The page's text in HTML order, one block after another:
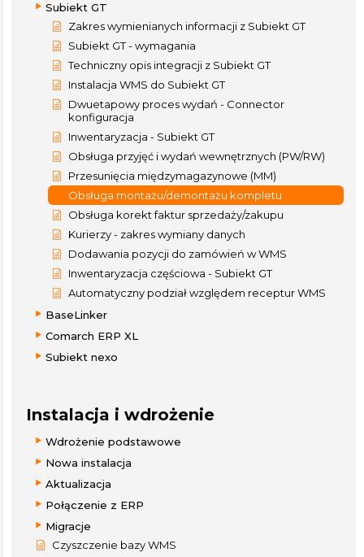
Subiekt GT
Zakres wymienianych informacji z Subiekt GT
Subiekt GT - wymagania
Techniczny opis integracji z Subiekt GT
Instalacja WMS do Subiekt GT
Dwuetapowy proces wydań - Connector
konfiguracja
Inwentaryzacja - Subiekt GT
Obsługa przyjęć i wydań wewnętrznych (PW/RW)
Przesunięcia międzymagazynowe (MM)
Obsługa montażu/demontażu kompletu
Obsługa korekt faktur sprzedaży/zakupu
Kurierzy - zakres wymiany danych
Dodawania pozycji do zamówień w WMS
Inwentaryzacja częściowa - Subiekt GT
Automatyczny podział względem receptur WMS
BaseLinker
Comarch ERP XL
Subiekt nexo
Instalacja i wdrożenie
Wdrożenie podstawowe
Nowa instalacja
Aktualizacja
Połączenie z ERP
Migracje
Czyszczenie bazy WMS